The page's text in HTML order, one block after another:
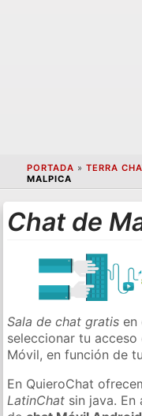
PORTADA » TERRA
MALPICA
Chat de
Sala de chat gratis en
seleccionar tu acceso
Móvil, en función de
En QuieroChat
LatinChat sin java.